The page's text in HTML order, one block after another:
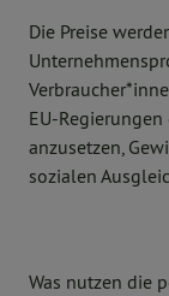
Die Preise
EU-
anzusetzen,
sozialen
Was nutzen die